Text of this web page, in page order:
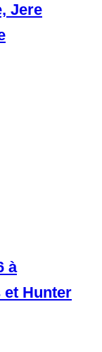
Jere
à
et Hunter